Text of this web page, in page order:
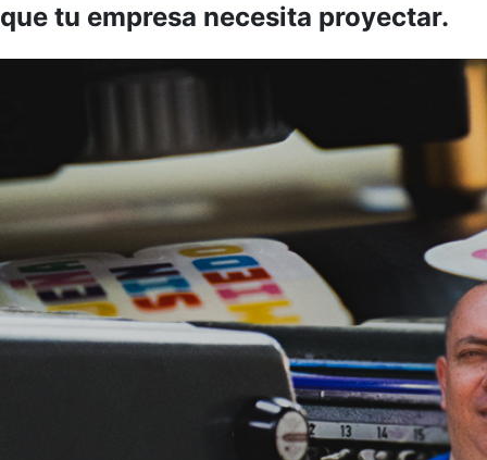
que tu empresa necesita proyectar.